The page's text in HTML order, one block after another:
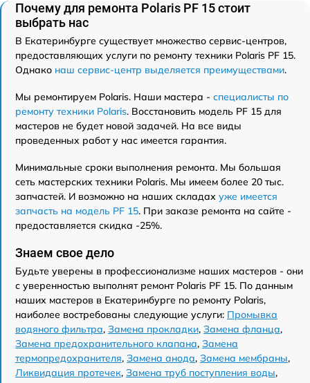
Почему для ремонта Polaris PF 15 стоит
выбрать нас
В Екатеринбурге существует множество сервис-центров,
предоставляющих услуги по ремонту техники Polaris PF 15.
Однако наш сервис-центр выделяется преимуществами.
Мы ремонтируем Polaris. Наши мастера - специалисты по
ремонту техники Polaris. Восстановить модель PF 15 для
мастеров не будет новой задачей. На все виды
проведенных работ у нас имеется гарантия.
Минимальные сроки выполнения ремонта. Мы большая
сеть мастерских техники Polaris. Мы имеем более 20 тыс.
запчастей. И возможно на наших складах уже имеется
запчасть на модель PF 15. При заказе ремонта на сайте -
предоставляется скидка -25%.
Знаем свое дело
Будьте уверены в профессионализме наших мастеров - они
с уверенностью выполнят ремонт Polaris PF 15. По данным
наших мастеров в Екатеринбурге по ремонту Polaris,
наиболее востребованы следующие услуги: Промывка
водяного фильтра, Замена прокладки, Замена фланца,
Замена предохранительного клапана, Замена
термопредохранителя, Замена анода, Замена мембраны,
Ликвидация протечек, Замена труб поступления воды,